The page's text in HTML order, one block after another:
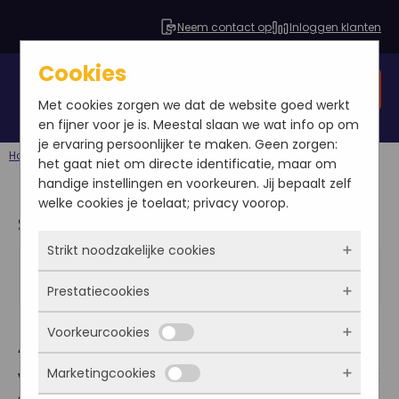
Neem contact op Inloggen klanten
Home SEA specialist Anne
SEA specialist Anne
Anne Karreman
2012-09-24
Blog
‘Of ik even een blog wil schrijven’, werd mij twee
weken geleden gevraagd. Maar natuurlijk, dat doe ik
Cookies
Met cookies zorgen we dat de website goed werkt
en fijner voor je is. Meestal slaan we wat info op om
je ervaring persoonlijker te maken. Geen zorgen:
het gaat niet om directe identificatie, maar om
handige instellingen en voorkeuren. Jij bepaalt zelf
welke cookies je toelaat; privacy voorop.
Strikt noodzakelijke cookies
Deze cookies zorgen ervoor dat de website
überhaupt werkt. Ze zijn dus altijd actief en
kunnen niet worden uitgezet. Meestal worden
ze alleen geplaatst als jij iets doet, zoals
inloggen, een formulier invullen of je
Prestatiecookies
Met deze cookies zien we hoe vaak onze site
bezocht wordt, waar bezoekers vandaan
komen en welke pagina’s populair zijn. Zo
Voorkeurcookies
Deze cookies onthouden jouw voorkeuren.
Marketingcookies